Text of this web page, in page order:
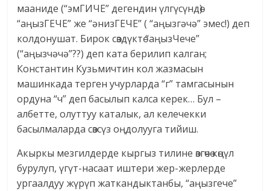
мааниде (“эмГИЧЕ” дегендин үлгүсүндө)
“аңызГЕЧЕ” же “әнизГЕЧЕ” ( “аңызгәчә” эмес!) деп
колдонушат. Бирок сөздүктө “аңызЧече”
(“аңызчәчә”??) деп ката берилип калган;
Константин Кузьмичтин кол жазмасын
машинкада терген учурларда “г” тамгасынын
ордуна “ч” деп басылып калса керек… Бул –
албетте, олуттуу каталык, ал келечекки
басылмаларда сөзсүз оңдолууга тийиш.
Акыркы мезгилдерде кыргыз тилине өзгөчө көңүл
бурулуп, үгүт-насаат иштери жер-жерлерде
ургаалдуу жүрүп жаткандыктанбы, “аңызгече”